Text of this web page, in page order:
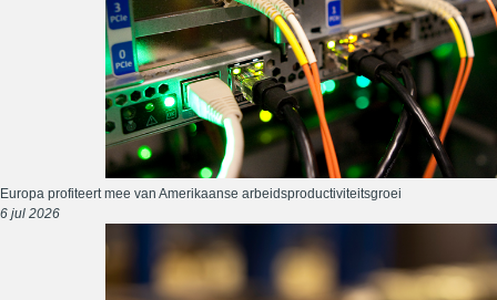
Europa profiteert mee van Amerikaanse arbeidsproductiviteitsgroei
6 jul 2026